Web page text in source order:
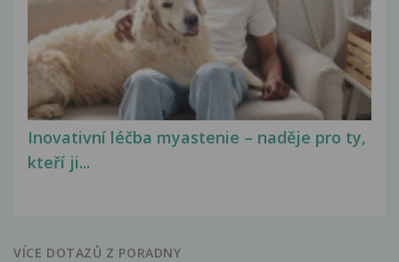
Inovativní léčba myastenie – naděje pro ty,
kteří ji...
VÍCE DOTAZŮ Z PORADNY